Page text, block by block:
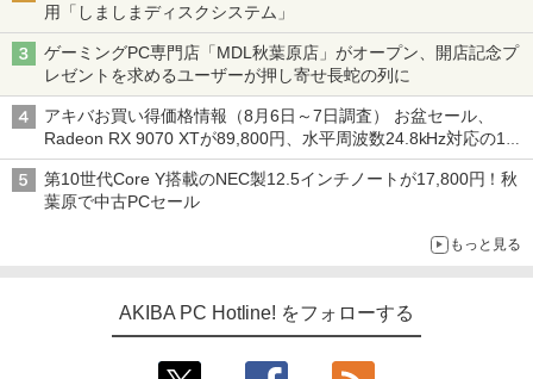
用「しましまディスクシステム」
ゲーミングPC専門店「MDL秋葉原店」がオープン、開店記念プ
レゼントを求めるユーザーが押し寄せ長蛇の列に
アキバお買い得価格情報（8月6日～7日調査） お盆セール、
Radeon RX 9070 XTが89,800円、水平周波数24.8kHz対応の17
型モニターが9,801円、暑さ指数連動セール ほか
第10世代Core Y搭載のNEC製12.5インチノートが17,800円！秋
葉原で中古PCセール
もっと見る
AKIBA PC Hotline! をフォローする